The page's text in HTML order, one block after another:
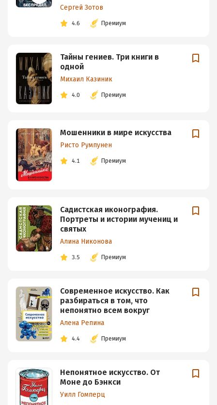
Сергей Зотов
4.6 Премиум
Тайны гениев. Три книги в
одной
Михаил Казиник
4.0 Премиум
Мошенники в мире искусства
Ристо Румпунен
4.1 Премиум
Садистская иконография.
Портреты и истории мучениц и
святых
Алина Никонова
3.5 Премиум
Современное искусство. Как
разбираться в том, что
непонятно всем вокруг
Алена Репина
4.4 Премиум
Непонятное искусство. От
Моне до Бэнкси
Уилл Гомперц